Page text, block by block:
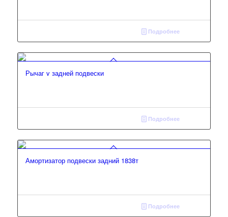
Подробнее
Рычаг v задней подвески
Подробнее
Амортизатор подвески задний 1838т
Подробнее